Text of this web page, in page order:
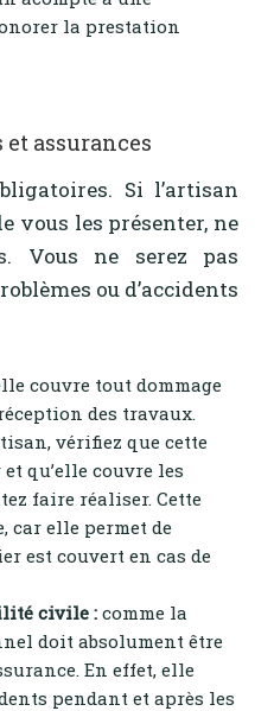
la prestation
assurances
Si l’artisan
vous les présenter, ne
Vous ne serez pas
ou d’accidents
couvre tout dommage
des travaux.
vérifiez que cette
qu’elle couvre les
faire réaliser. Cette
car elle permet de
est couvert en cas de
civile : comme la
doit absolument être
En effet, elle
pendant et après les